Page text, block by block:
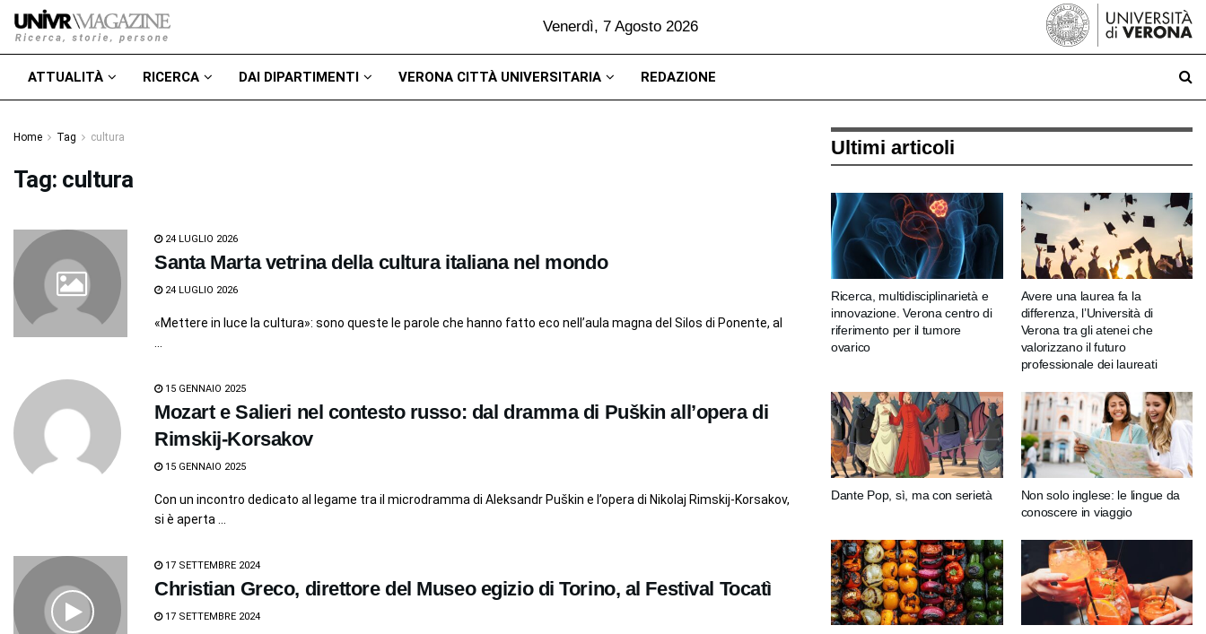
Venerdì, 7 Agosto 2026
ATTUALITÀ RICERCA DAI DIPARTIMENTI VERONA CITTÀ UNIVERSITARIA REDAZIONE
Home Tag cultura
Tag: cultura
24 LUGLIO 2026
Santa Marta vetrina della cultura italiana nel mondo
24 LUGLIO 2026
«Mettere in luce la cultura»: sono queste le parole che hanno fatto eco nell’aula magna del Silos di Ponente, al
15 GENNAIO 2025
Mozart e Salieri nel contesto russo: dal dramma di Puškin all’opera di
Rimskij-Korsakov
15 GENNAIO 2025
Con un incontro dedicato al legame tra il microdramma di Aleksandr Puškin e l’opera di Nikolaj Rimskij-Korsakov,
si è aperta ...
17 SETTEMBRE 2024
Christian Greco, direttore del Museo egizio di Torino, al Festival Tocatì
17 SETTEMBRE 2024
Ultimi articoli
Ricerca, multidisciplinarietà e
innovazione. Verona centro di
riferimento per il tumore
ovarico
Avere una laurea fa la
differenza, l’Università di
Verona tra gli atenei che
valorizzano il futuro
professionale dei laureati
Dante Pop, sì, ma con serietà
Non solo inglese: le lingue da
conoscere in viaggio